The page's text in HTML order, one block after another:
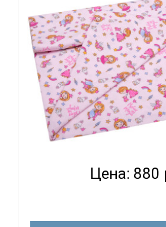
кроватке. И натуральность
веселый рисунок, высокая
стиркам – очень
ВОМБАТИК SOFT
Цена: 880